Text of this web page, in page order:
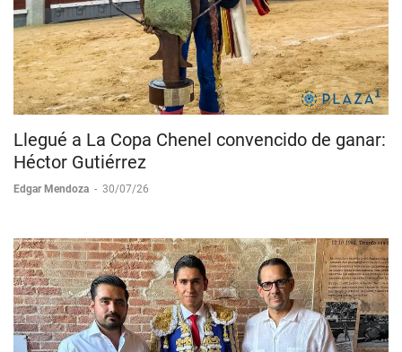
Llegué a La Copa Chenel convencido de ganar:
Héctor Gutiérrez
Edgar Mendoza - 30/07/26